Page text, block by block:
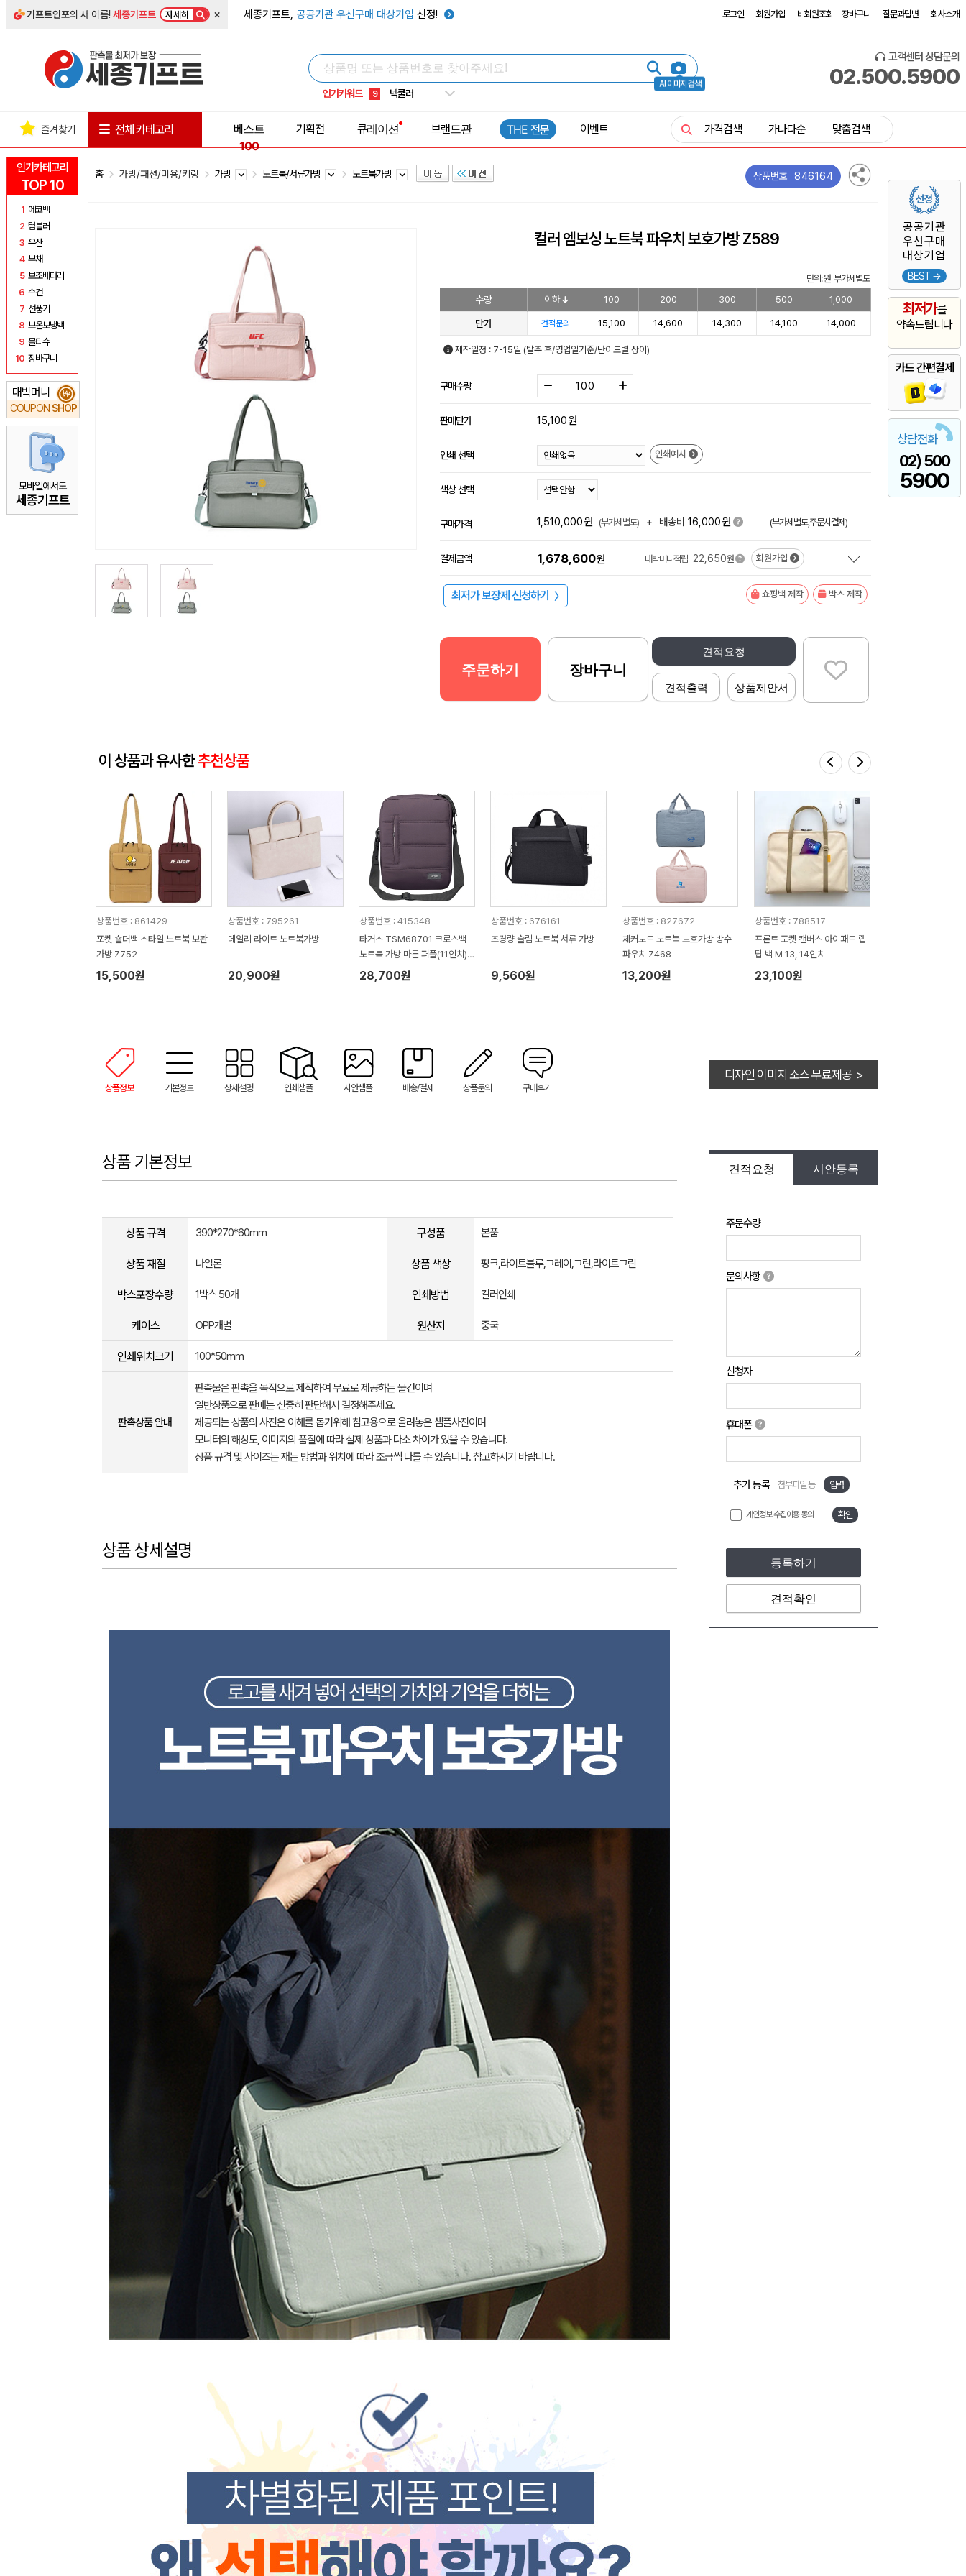
기프트인포의 새 이름!세종기프트 자세히 × 세종기프트, 공공기관 우선구매 대상기업 선정! 로그인 회원가입 비회원조회 장바구니 질문과답변 회사소개
AI 이미지 검색
인기키워드
5 키캡
8 쿨토시
9 넥쿨러
1 선풍기
고객센터 상담문의
02.500.5900
인기카테고리
TOP 10
1 에코백
2 텀블러
3 우산
4 부채
5 보조배터리
6 수건
7 선풍기
8 보온보냉백
9 물티슈
10 장바구니
대박머니
COUPON SHOP
₩
모바일에서도
세종기프트
공공기관
우선구매
대상기업
BEST →
최저가를
약속드립니다
카드 간편결제
상담전화
02) 500
5900
즐겨찾기 전체 카테고리
베스트
100
기획전 큐레이션 브랜드관 THE 전문 이벤트 가격검색 가나다순 맞춤검색
홈 가방/패션/미용/키링 가방 노트북/서류가방 노트북가방 상품번호 846164
컬러 엠보싱 노트북 파우치 보호가방 Z589
단위: 원 부가세별도
수량 이하 100 200 300 500 1,000
단가 견적문의 15,100 14,600 14,300 14,100 14,000
제작일정 : 7-15일 (발주 후/영업일기준/난이도별 상이)
구매수량
판매단가 15,100원
인쇄 선택 인쇄예시
색상 선택
구매가격 1,510,000원 (부가세별도) + 배송비 16,000원 (부가세별도,주문시결제)
결제금액 1,678,600원 대박머니적립 22,650원 회원가입
최저가 보장제 신청하기 〉 쇼핑백 제작 박스 제작
견적요청
견적출력 상품제안서
주문하기 장바구니
이 상품과 유사한추천상품
상품번호 : 861429
포켓 숄더백 스타일 노트북 보관
가방 Z752
15,500원
상품번호 : 795261
데일리 라이트 노트북가방
20,900원
상품번호 : 415348
타거스 TSM68701 크로스백
노트북 가방 마룬 퍼플(11인치)
(225 x 635 x 324mm)
28,700원
상품번호 : 676161
초경량 슬림 노트북 서류 가방
9,560원
상품번호 : 827672
체커보드 노트북 보호가방 방수
파우치 Z468
13,200원
상품번호 : 788517
프론트 포켓 캔버스 아이패드 랩
탑 백 M 13, 14인치
23,100원
상품정보 기본정보 상세설명 인쇄샘플 시안샘플 배송/결제 상품문의 구매후기
디자인 이미지 소스 무료제공 >
견적요청 시안등록
주문수량
문의사항
신청자
휴대폰
추가 등록 첨부파일 등 입력
개인정보 수집이용 동의 확인
등록하기
견적확인
상품 기본정보
상품 규격 390*270*60mm 구성품 본품
상품 재질 나일론 상품 색상 핑크,라이트블루,그레이,그린,라이트그린
박스포장수량 1박스 50개 인쇄방법 컬러인쇄
케이스 OPP개별 원산지 중국
인쇄위치크기 100*50mm
판촉상품 안내
판촉물은 판촉을 목적으로 제작하여 무료로 제공하는 물건이며
일반상품으로 판매는 신중히 판단해서 결정해주세요.
제공되는 상품의 사진은 이해를 돕기위해 참고용으로 올려놓은 샘플사진이며
모니터의 해상도, 이미지의 품질에 따라 실제 상품과 다소 차이가 있을 수 있습니다.
상품 규격 및 사이즈는 재는 방법과 위치에 따라 조금씩 다를 수 있습니다. 참고하시기 바랍니다.
상품 상세설명